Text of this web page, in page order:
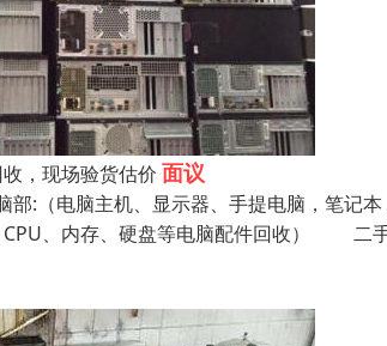
，现场验货估价 面议
（电脑主机、显示器、手提电脑，笔记
CPU、内存、硬盘等电脑配件回收） 二